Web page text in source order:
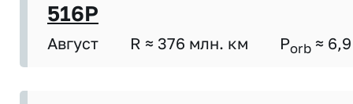
516P
Август R ≈ 376 млн. км Porb ≈ 6,9